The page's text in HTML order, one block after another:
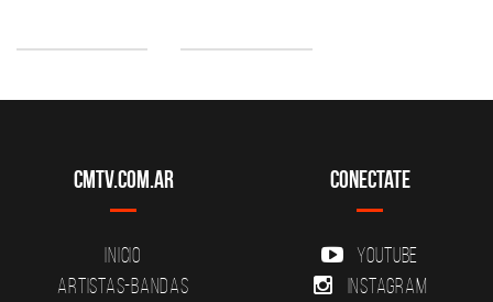
CMTV.com.ar
Inicio
Artistas-Bandas
Conectate
YouTube
Instagram